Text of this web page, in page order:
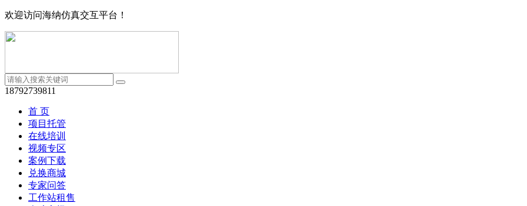
欢迎访问海纳仿真交互平台！
18792739811
首 页
项目托管
在线培训
视频专区
案例下载
兑换商城
专家问答
工作站租售